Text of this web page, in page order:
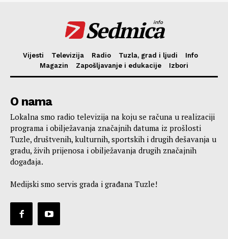
Sedmica
info
Vijesti Televizija Radio Tuzla, grad i ljudi
Info
Magazin
Zapošljavanje i edukacije Izbori
O nama
Lokalna smo radio televizija na koju se računa u realizaciji
programa i obilježavanja značajnih datuma iz prošlosti
Tuzle, društvenih, kulturnih, sportskih i drugih dešavanja u
gradu, živih prijenosa i obilježavanja drugih značajnih
događaja.
Medijski smo servis grada i građana Tuzle!